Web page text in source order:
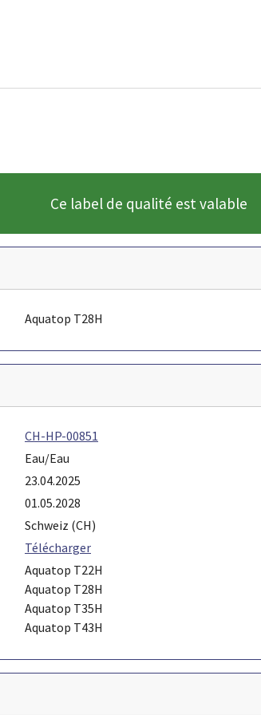
Ce label de qualité est valable
Aquatop T28H
CH-HP-00851
Eau/Eau
23.04.2025
01.05.2028
Schweiz (CH)
Télécharger
Aquatop T22H
Aquatop T28H
Aquatop T35H
Aquatop T43H